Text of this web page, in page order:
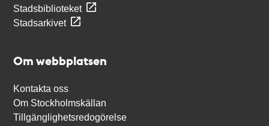
Stadsbiblioteket
Stadsarkivet
Om webbplatsen
Kontakta oss
Om Stockholmskällan
Tillgänglighetsredogörelse